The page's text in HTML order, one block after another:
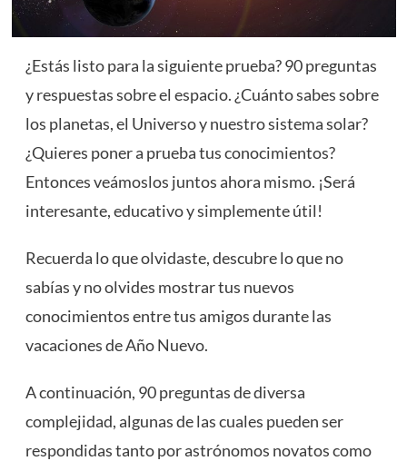
¿Estás listo para la siguiente prueba? 90 preguntas
y respuestas sobre el espacio. ¿Cuánto sabes sobre
los planetas, el Universo y nuestro sistema solar?
¿Quieres poner a prueba tus conocimientos?
Entonces veámoslos juntos ahora mismo. ¡Será
interesante, educativo y simplemente útil!
Recuerda lo que olvidaste, descubre lo que no
sabías y no olvides mostrar tus nuevos
conocimientos entre tus amigos durante las
vacaciones de Año Nuevo.
A continuación, 90 preguntas de diversa
complejidad, algunas de las cuales pueden ser
respondidas tanto por astrónomos novatos como